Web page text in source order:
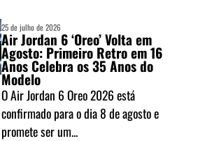
25 de julho de 2026
Air Jordan 6 ‘Oreo’ Volta em
Agosto: Primeiro Retro em 16
Anos Celebra os 35 Anos do
Modelo
O Air Jordan 6 Oreo 2026 está
confirmado para o dia 8 de agosto e
promete ser um...